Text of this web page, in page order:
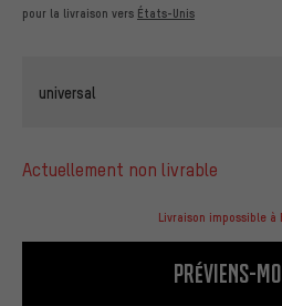
pour la livraison vers États-Unis
universal
actuellement non livrable
Livraison impossible à
Préviens-